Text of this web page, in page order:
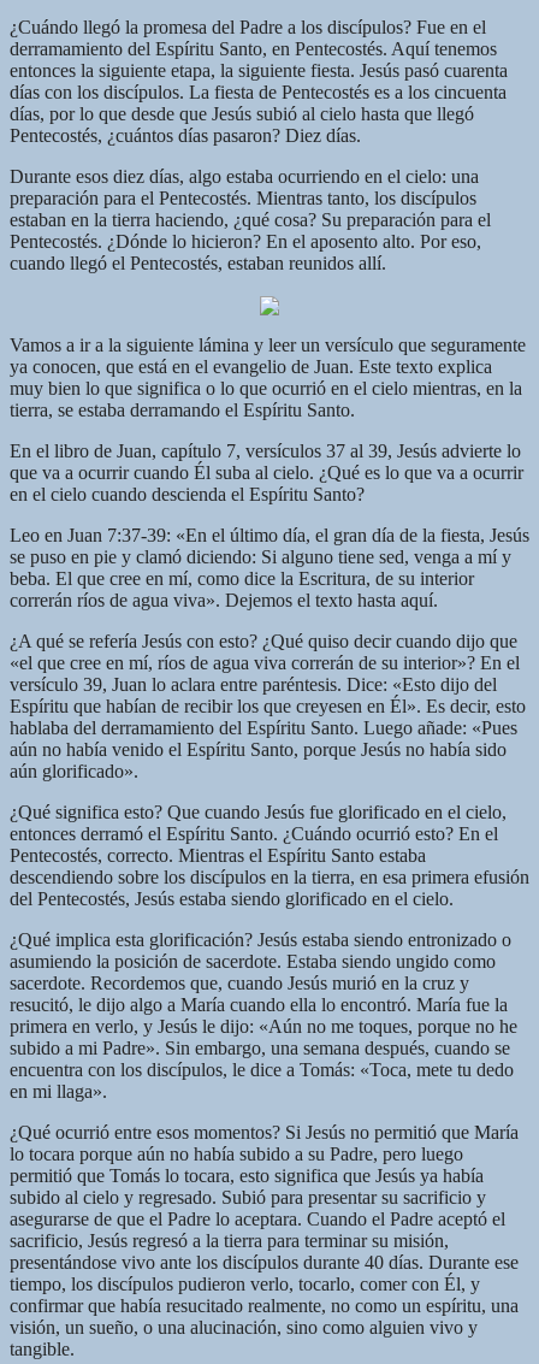
¿Cuándo llegó la promesa del Padre a los discípulos? Fue en el
derramamiento del Espíritu Santo, en Pentecostés. Aquí tenemos
entonces la siguiente etapa, la siguiente fiesta. Jesús pasó cuarenta
días con los discípulos. La fiesta de Pentecostés es a los cincuenta
días, por lo que desde que Jesús subió al cielo hasta que llegó
Pentecostés, ¿cuántos días pasaron? Diez días.
Durante esos diez días, algo estaba ocurriendo en el cielo: una
preparación para el Pentecostés. Mientras tanto, los discípulos
estaban en la tierra haciendo, ¿qué cosa? Su preparación para el
Pentecostés. ¿Dónde lo hicieron? En el aposento alto. Por eso,
cuando llegó el Pentecostés, estaban reunidos allí.
Vamos a ir a la siguiente lámina y leer un versículo que seguramente
ya conocen, que está en el evangelio de Juan. Este texto explica
muy bien lo que significa o lo que ocurrió en el cielo mientras, en la
tierra, se estaba derramando el Espíritu Santo.
En el libro de Juan, capítulo 7, versículos 37 al 39, Jesús advierte lo
que va a ocurrir cuando Él suba al cielo. ¿Qué es lo que va a ocurrir
en el cielo cuando descienda el Espíritu Santo?
Leo en Juan 7:37-39: «En el último día, el gran día de la fiesta, Jesús
se puso en pie y clamó diciendo: Si alguno tiene sed, venga a mí y
beba. El que cree en mí, como dice la Escritura, de su interior
correrán ríos de agua viva». Dejemos el texto hasta aquí.
¿A qué se refería Jesús con esto? ¿Qué quiso decir cuando dijo que
«el que cree en mí, ríos de agua viva correrán de su interior»? En el
versículo 39, Juan lo aclara entre paréntesis. Dice: «Esto dijo del
Espíritu que habían de recibir los que creyesen en Él». Es decir, esto
hablaba del derramamiento del Espíritu Santo. Luego añade: «Pues
aún no había venido el Espíritu Santo, porque Jesús no había sido
aún glorificado».
¿Qué significa esto? Que cuando Jesús fue glorificado en el cielo,
entonces derramó el Espíritu Santo. ¿Cuándo ocurrió esto? En el
Pentecostés, correcto. Mientras el Espíritu Santo estaba
descendiendo sobre los discípulos en la tierra, en esa primera efusión
del Pentecostés, Jesús estaba siendo glorificado en el cielo.
¿Qué implica esta glorificación? Jesús estaba siendo entronizado o
asumiendo la posición de sacerdote. Estaba siendo ungido como
sacerdote. Recordemos que, cuando Jesús murió en la cruz y
resucitó, le dijo algo a María cuando ella lo encontró. María fue la
primera en verlo, y Jesús le dijo: «Aún no me toques, porque no he
subido a mi Padre». Sin embargo, una semana después, cuando se
encuentra con los discípulos, le dice a Tomás: «Toca, mete tu dedo
en mi llaga».
¿Qué ocurrió entre esos momentos? Si Jesús no permitió que María
lo tocara porque aún no había subido a su Padre, pero luego
permitió que Tomás lo tocara, esto significa que Jesús ya había
subido al cielo y regresado. Subió para presentar su sacrificio y
asegurarse de que el Padre lo aceptara. Cuando el Padre aceptó el
sacrificio, Jesús regresó a la tierra para terminar su misión,
presentándose vivo ante los discípulos durante 40 días. Durante ese
tiempo, los discípulos pudieron verlo, tocarlo, comer con Él, y
confirmar que había resucitado realmente, no como un espíritu, una
visión, un sueño, o una alucinación, sino como alguien vivo y
tangible.